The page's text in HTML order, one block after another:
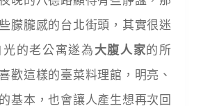
朦朧感的台北街頭，其實很迷
的老公寓遂為 大腹人家的所
歡這樣的臺菜料理館，明亮、
基本，也會讓人產生想再次回